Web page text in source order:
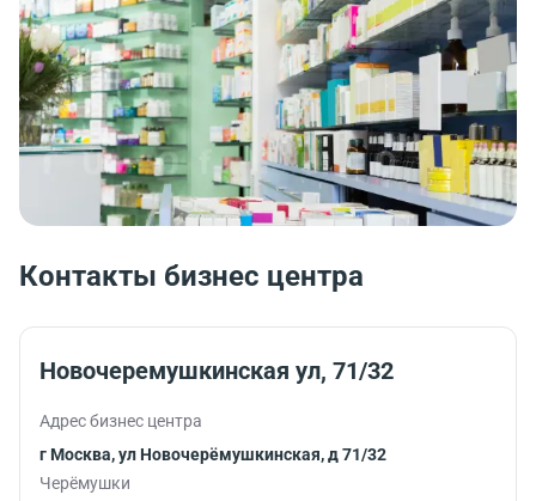
Контакты бизнес центра
Новочеремушкинская ул, 71/32
Адрес бизнес центра
г Москва, ул Новочерёмушкинская, д 71/32
Черёмушки